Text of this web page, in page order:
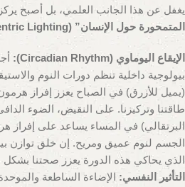
يغفل عن هذا الجانب العلمي، بل أصبح
المتمحورة حول الإنسان” (Human-Centric Lighting)
الإيقاع اليوماوي (Circadian Rhythm):
بيولوجية داخلية تنظم دورات النوم
(يميل للأزرق) في الصباح يعزز إفراز
طاقتنا وتركيزنا. على النقيض، الضوء
البرتقالي) في المساء يساعد على إفراز
الجسم لنوم عميق ومريح. إن خلق توازن
الذي يحاكي هذه الدورة يعزز صحتنا بشكل
التأثير النفسي: الإضاءة الساطعة